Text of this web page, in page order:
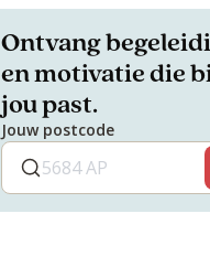
Ontvang
en motivatie die
jou past.
Jouw postcode